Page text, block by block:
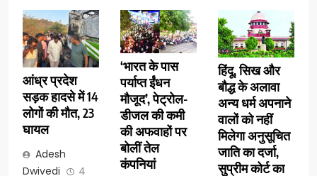
आंध्र प्रदेश
सड़क हादसे में 14
लोगों की मौत, 23
घायल
Adesh
Dwivedi
4
‘भारत के पास
पर्याप्त ईंधन
मौजूद’, पेट्रोल-
डीजल की कमी
की अफवाहों पर
बोलीं तेल
कंपनियां
हिंदू, सिख और
बौद्ध के अलावा
अन्य धर्म अपनाने
वालों को नहीं
मिलेगा अनुसूचित
जाति का दर्जा,
सुप्रीम कोर्ट का